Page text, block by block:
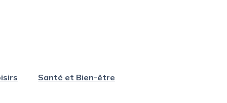
Santé et Bien-être